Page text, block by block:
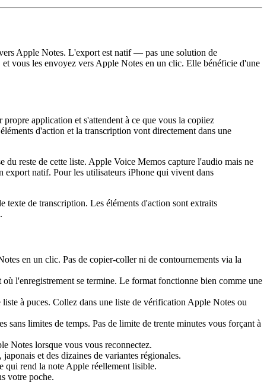
Apple Notes. L'export est natif — pas une solution de
vous les envoyez vers Apple Notes en un clic. Elle bénéficie d'une
application et s'attendent à ce que vous la copiiez
d'action et la transcription vont directement dans une
du reste de cette liste. Apple Voice Memos capture l'audio mais ne
export natif. Pour les utilisateurs iPhone qui vivent dans
texte de transcription. Les éléments d'action sont extraits
en un clic. Pas de copier-coller ni de contournements via la
où l'enregistrement se termine. Le format fonctionne bien comme une
à puces. Collez dans une liste de vérification Apple Notes ou
sans limites de temps. Pas de limite de trente minutes vous forçant à
Notes lorsque vous vous reconnectez.
et des dizaines de variantes régionales.
qui rend la note Apple réellement lisible.
votre poche.